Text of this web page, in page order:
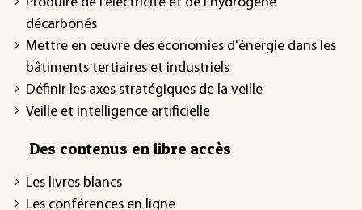
décarbonés
Mettre en œuvre des économies d'énergie dans les
bâtiments tertiaires et industriels
Définir les axes stratégiques de la veille
Veille et intelligence artificielle
Des contenus en libre accès
Les livres blancs
Les conférences en ligne